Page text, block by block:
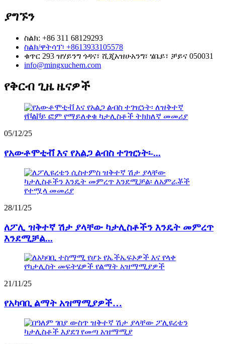
ያግኙን
ስልክ: +86 311 68129293
ስልክ/ዋትሳፕ፡ +8613933105578
ቁጥር 293 ዝሃይንግ ጎዳና፣ ሺጂአዝሁአንግ፣ ሄቤይ፣ ቻይና 050031
info@mingxuchem.com
የቅርብ ጊዜ ዜናዎች
05/12/25
የአውቶሞቲቭ እና የአልጋ ልብስ ተገዢነት፡-...
28/11/25
ለፖሊ ዝቅተኛ ሽታ ያላቸው ካታሊስቶችን እንዴት መምረጥ
እንደሚቻል...
21/11/25
የአካባቢ ልማት አዝማሚያዎች…